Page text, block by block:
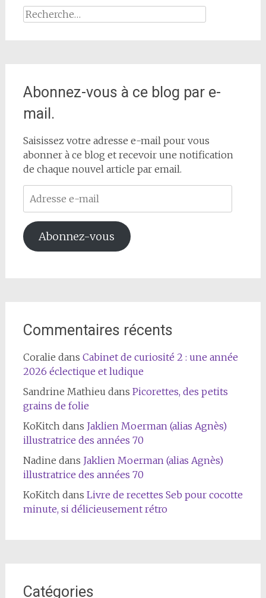
Rechercher :
Abonnez-vous à ce blog par e-
mail.
Saisissez votre adresse e-mail pour vous
abonner à ce blog et recevoir une notification
de chaque nouvel article par email.
e-
mail
Abonnez-vous
Commentaires récents
Coralie dans Cabinet de curiosité 2 : une année
2026 éclectique et ludique
Sandrine Mathieu dans Picorettes, des petits
grains de folie
KoKitch dans Jaklien Moerman (alias Agnès)
illustratrice des années 70
Nadine dans Jaklien Moerman (alias Agnès)
illustratrice des années 70
KoKitch dans Livre de recettes Seb pour cocotte
minute, si délicieusement rétro
Catégories